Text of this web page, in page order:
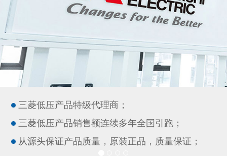
三菱低压产品特级代理商；
三菱低压产品销售额连续多年全国引跑；
从源头保证产品质量，原装正品，质量保证；